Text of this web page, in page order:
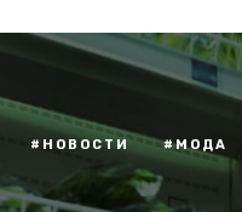
#НОВОСТИ #МОДА